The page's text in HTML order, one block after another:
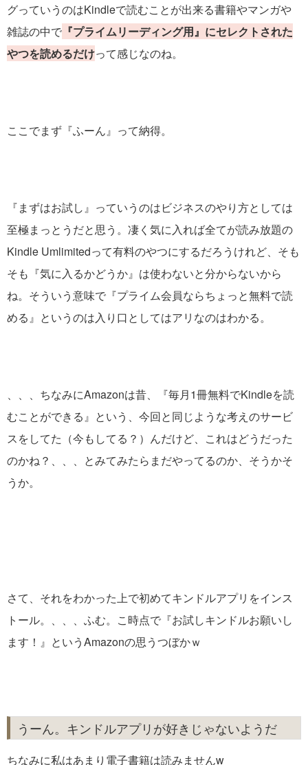
グっていうのはKindleで読むことが出来る書籍やマンガや
雑誌の中で『プライムリーディング用』にセレクトされた
やつを読めるだけって感じなのね。
ここでまず『ふーん』って納得。
『まずはお試し』っていうのはビジネスのやり方としては
至極まっとうだと思う。凄く気に入れば全てが読み放題の
Kindle Umlimitedって有料のやつにするだろうけれど、そも
そも『気に入るかどうか』は使わないと分からないから
ね。そういう意味で『プライム会員ならちょっと無料で読
める』というのは入り口としてはアリなのはわかる。
、、、ちなみにAmazonは昔、『毎月1冊無料でKindleを読
むことができる』という、今回と同じような考えのサービ
スをしてた（今もしてる？）んだけど、これはどうだった
のかね？、、、とみてみたらまだやってるのか、そうかそ
うか。
さて、それをわかった上で初めてキンドルアプリをインス
トール。、、、ふむ。こ時点で『お試しキンドルお願いし
ます！』というAmazonの思うつぼかｗ
うーん。キンドルアプリが好きじゃないようだ
ちなみに私はあまり電子書籍は読みませんw